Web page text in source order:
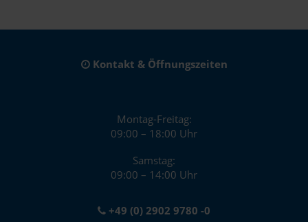
Kontakt & Öffnungszeiten
Montag-Freitag:
09:00 – 18:00 Uhr
Samstag:
09:00 – 14:00 Uhr
+49 (0) 2902 9780 -0